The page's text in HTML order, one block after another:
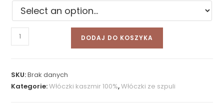
DODAJ DO KOSZYKA
SKU:Brak danych
Kategorie:Włóczki kaszmir 100%,Włóczki ze szpuli